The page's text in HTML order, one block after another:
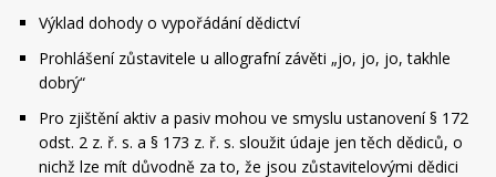
Výklad dohody o vypořádání dědictví
Prohlášení zůstavitele u allografní závěti „jo, jo, jo, takhle
dobrý“
Pro zjištění aktiv a pasiv mohou ve smyslu ustanovení § 172
odst. 2 z. ř. s. a § 173 z. ř. s. sloužit údaje jen těch dědiců, o
nichž lze mít důvodně za to, že jsou zůstavitelovými dědici